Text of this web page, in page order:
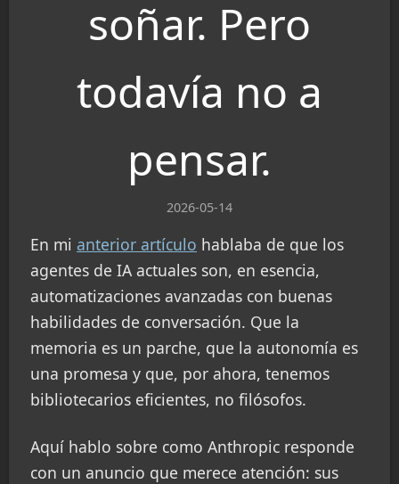
soñar. Pero
todavía no a
pensar.
2026-05-14
En mi anterior artículo hablaba de que los
agentes de IA actuales son, en esencia,
automatizaciones avanzadas con buenas
habilidades de conversación. Que la
memoria es un parche, que la autonomía es
una promesa y que, por ahora, tenemos
bibliotecarios eficientes, no filósofos.
Aquí hablo sobre como Anthropic responde
con un anuncio que merece atención: sus